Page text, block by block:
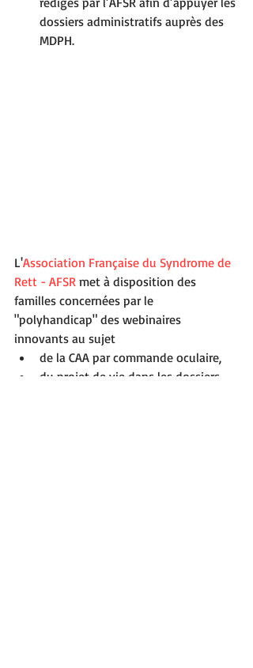
dossiers administratifs auprès des
MDPH.
L'Association Française du Syndrome de
Rett - AFSR met à disposition des
familles concernées par le
"polyhandicap" des webinaires
innovants au sujet
de la CAA par commande oculaire,
du projet de vie dans les dossiers